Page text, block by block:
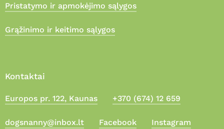
Suma:
Pristatymo ir apmokėjimo sąlygos
Grąžinimo ir keitimo sąlygos
Kontaktai
Europos pr. 122, Kaunas +370 (674) 12 659
dogsnanny@inbox.lt Facebook Instagram